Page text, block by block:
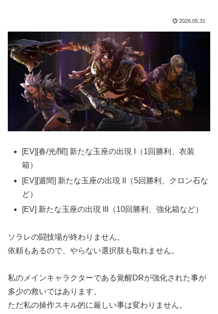
2026.05.31
[EV][春/光/闇] 新たな玉座の出現 I（1回勝利、衣装
箱）
[EV][週間] 新たな玉座の出現 II（5回勝利、クロン石な
ど）
[EV] 新たな玉座の出現 III（10回勝利、強化箱など）
ソラレの闘技場が終わりません。
依頼もあるので、やらない選択肢も取れません。
私のメインキャラクターである覚醒DRが強化された事が
多少の救いではあります。
ただ私の操作スキル的に厳しい事は変わりません。